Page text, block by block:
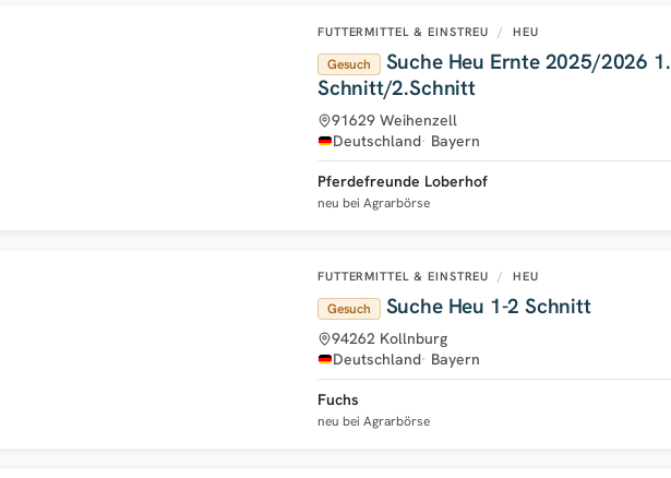
FUTTERMITTEL & EINSTREU / HEU
Gesuch
Suche Heu Ernte 2025/2026 1.
Schnitt/2.Schnitt
91629 Weihenzell
Deutschland Bayern
Pferdefreunde Loberhof
neu bei Agrarbörse
FUTTERMITTEL & EINSTREU / HEU
Gesuch Suche Heu 1-2 Schnitt
94262 Kollnburg
Deutschland Bayern
Fuchs
neu bei Agrarbörse